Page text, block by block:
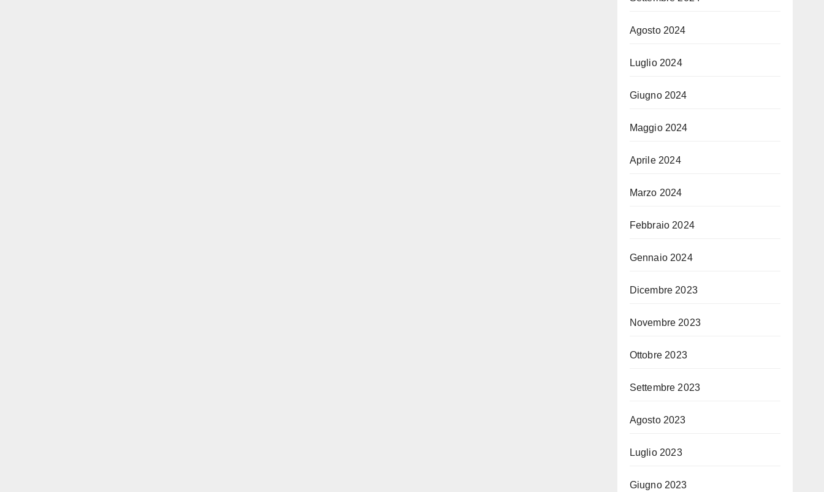
Agosto 2024
Luglio 2024
Giugno 2024
Maggio 2024
Aprile 2024
Marzo 2024
Febbraio 2024
Gennaio 2024
Dicembre 2023
Novembre 2023
Ottobre 2023
Settembre 2023
Agosto 2023
Luglio 2023
Giugno 2023